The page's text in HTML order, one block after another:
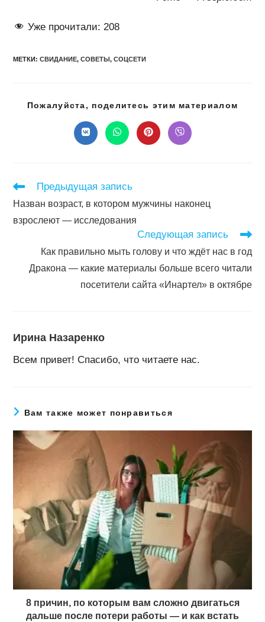
Уже прочитали: 208
МЕТКИ:СВИДАНИЕ, СОВЕТЫ, СОЦСЕТИ
Пожалуйста, поделитесь этим материалом
Открывается
в
Открывается
в
Открывается
в
Открывается
в
Читать
статьи
Предыдущая запись
Назван возраст, в котором мужчины наконец
взрослеют — исследования
Следующая запись
Как правильно мыть голову и что ждёт нас в год
Дракона — какие материалы больше всего читали
посетители сайта «Инартел» в октябре
Ирина Назаренко
Всем привет! Спасибо, что читаете нас.
Вам также может понравиться
8 причин, по которым вам сложно двигаться
дальше после потери работы — и как встать